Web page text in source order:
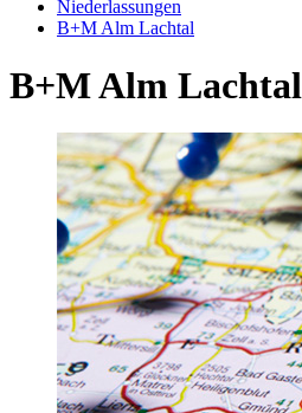
Niederlassungen
B+M Alm Lachtal
B+M Alm Lachtal